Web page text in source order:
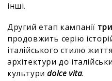
інші.
Другий етап кампанії
продовжить серію
італійського стилю
архітектури до
культуриdolce vita.